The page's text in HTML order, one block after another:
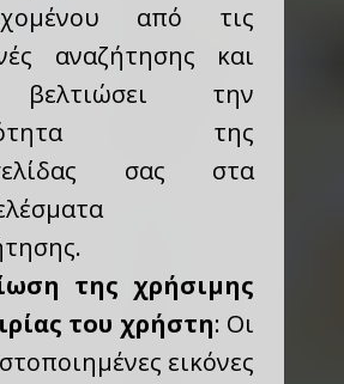
από τις
αναζήτησης και
την
της
σας στα
της χρήσιμης
του χρήστη: Οι
εικόνες